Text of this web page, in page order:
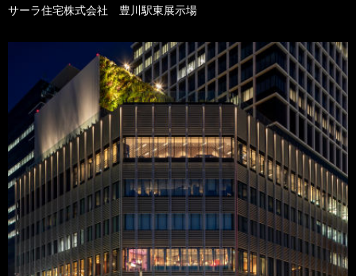
サーラ住宅株式会社 豊川駅東展示場